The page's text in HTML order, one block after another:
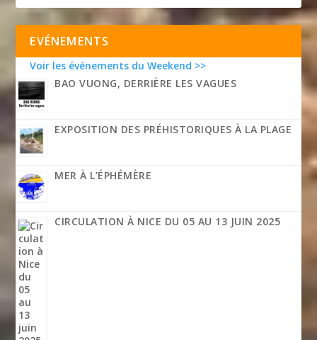
EVÉNEMENTS
Voir les événements du Weekend >>
BAO VUONG, DERRIÈRE LES VAGUES
EXPOSITION DES PRÉHISTORIQUES À LA PLAGE
MER À L’ÉPHÉMÈRE
CIRCULATION À NICE DU 05 AU 13 JUIN 2025